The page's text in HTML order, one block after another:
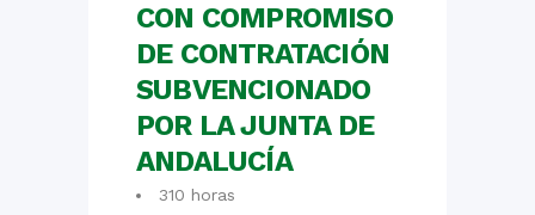
CON COMPROMISO
DE CONTRATACIÓN
SUBVENCIONADO
POR LA JUNTA DE
ANDALUCÍA
310 horas